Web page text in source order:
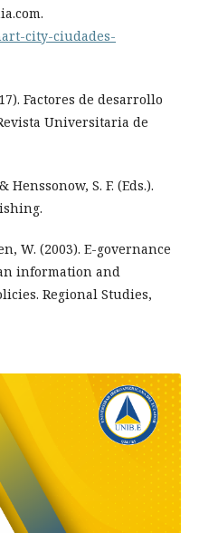
city-ciudades-
Factores de desarrollo
Universitaria de
Henssonow, S. F. (Eds.).
W. (2003). E-governance
information and
Regional Studies,